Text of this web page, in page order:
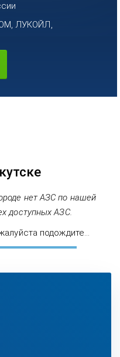
ЛУКОЙЛ,
нет АЗС по нашей
доступных АЗС.
подождите...